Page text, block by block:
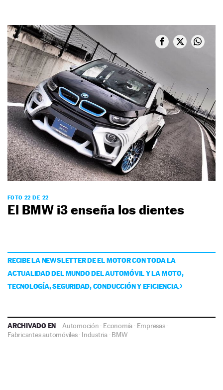
FOTO 22 DE 22
El BMW i3 enseña los dientes
RECIBE LA NEWSLETTER DE EL MOTOR CON TODA LA
ACTUALIDAD DEL MUNDO DEL AUTOMÓVIL Y LA MOTO,
TECNOLOGÍA, SEGURIDAD, CONDUCCIÓN Y EFICIENCIA.
ARCHIVADO EN Automoción · Economía · Empresas·
Fabricantes automóviles· Industria·BMW